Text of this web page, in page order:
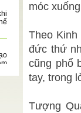
móc
Theo
đức thứ
cũng phổ
tay, trong
Tượng